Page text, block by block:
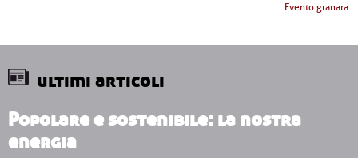
Evento granara
ultimi articoli
Popolare e sostenibile: la nostra
energia